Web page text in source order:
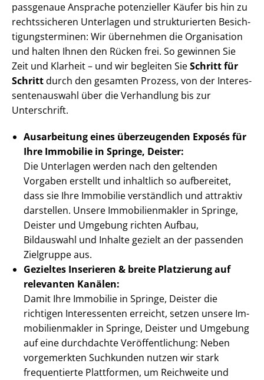
passgenaue Ansprache potenzieller Käufer bis hin zu
rechtssicheren Unterlagen und strukturierten Be­sich­
ti­gungs­ter­mi­nen: Wir übernehmen die Organisation
und halten Ihnen den Rücken frei. So gewinnen Sie
Zeit und Klarheit – und wir begleiten SieSchritt für
Schrittdurch den gesamten Prozess, von der In­ter­es­
sen­ten­aus­wahl über die Verhandlung bis zur
Unterschrift.
Ausarbeitung eines überzeugenden Exposés für
Ihre Immobilie in Springe, Deister:
Die Unterlagen werden nach den geltenden
Vorgaben erstellt und inhaltlich so aufbereitet,
dass sie Ihre Immobilie verständlich und attraktiv
darstellen. Unsere Im­mo­bi­li­en­mak­ler in Springe,
Deister und Umgebung richten Aufbau,
Bildauswahl und Inhalte gezielt an der passenden
Zielgruppe aus.
Gezieltes Inserieren & breite Platzierung auf
relevanten Kanälen:
Damit Ihre Immobilie in Springe, Deister die
richtigen Interessenten erreicht, setzen unsere Im­
mo­bi­li­en­mak­ler in Springe, Deister und Umgebung
auf eine durchdachte Ver­öf­fent­li­chung: Neben
vorgemerkten Suchkunden nutzen wir stark
frequentierte Plattformen, um Reichweite und